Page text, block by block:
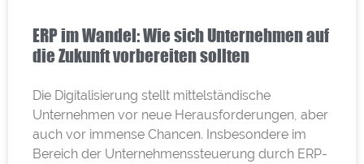
ERP im Wandel: Wie sich Unternehmen auf
die Zukunft vorbereiten sollten
Die Digitalisierung stellt mittelständische
Unternehmen vor neue Herausforderungen, aber
auch vor immense Chancen. Insbesondere im
Bereich der Unternehmenssteuerung durch ERP-